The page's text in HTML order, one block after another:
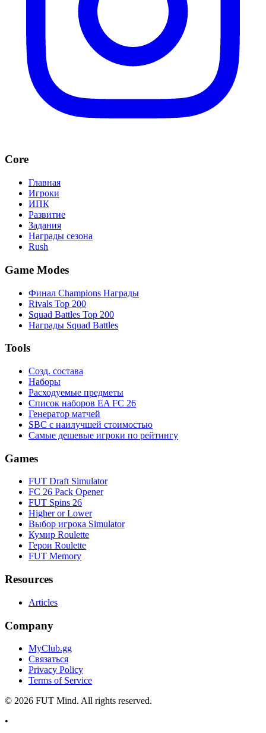
Core
Главная
Игроки
ИПК
Развитие
Задания
Награды сезона
Rush
Game Modes
Финал Champions Награды
Rivals Top 200
Squad Battles Top 200
Награды Squad Battles
Tools
Созд. состава
Наборы
Расходуемые предметы
Список наборов EA FC 26
Генератор матчей
SBC с наилучшей стоимостью
Самые дешевые игроки по рейтингу
Games
FUT Draft Simulator
FC 26 Pack Opener
FUT Spins 26
Higher or Lower
Выбор игрока Simulator
Кумир Roulette
Герои Roulette
FUT Memory
Resources
Articles
Company
MyClub.gg
Связаться
Privacy Policy
Terms of Service
© 2026 FUT Mind. All rights reserved.
•